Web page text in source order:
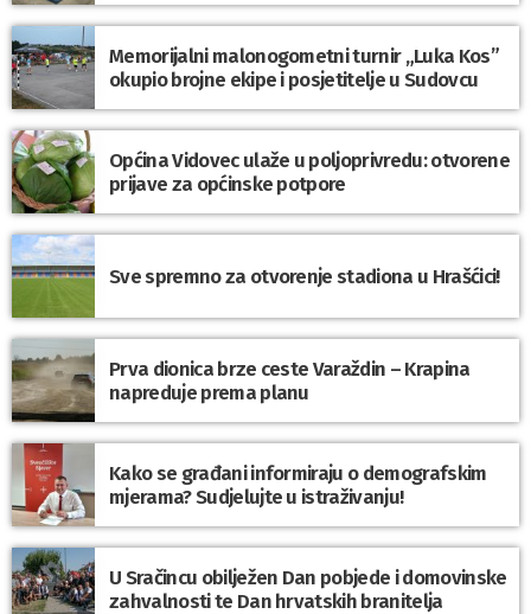
Memorijalni malonogometni turnir „Luka Kos”
okupio brojne ekipe i posjetitelje u Sudovcu
Općina Vidovec ulaže u poljoprivredu: otvorene
prijave za općinske potpore
Sve spremno za otvorenje stadiona u Hrašćici!
Prva dionica brze ceste Varaždin – Krapina
napreduje prema planu
Kako se građani informiraju o demografskim
mjerama? Sudjelujte u istraživanju!
U Sračincu obilježen Dan pobjede i domovinske
zahvalnosti te Dan hrvatskih branitelja